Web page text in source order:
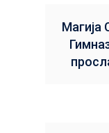
Магија